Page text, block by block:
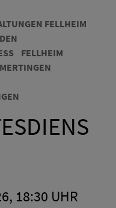
FELLHEIM
FELLHEIM
18:30 UHR